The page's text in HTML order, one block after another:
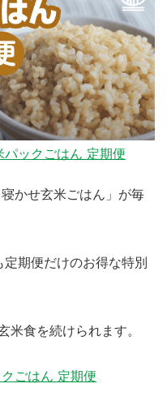
ックごはん 定期便
かせ玄米ごはん」が毎
期便だけのお得な特別
米食を続けられます。
ごはん 定期便